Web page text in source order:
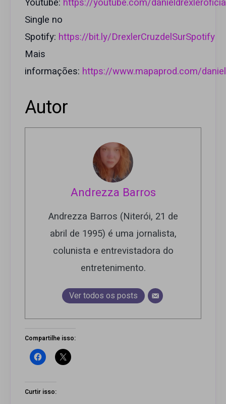
Youtube: https://youtube.com/
Single no
Spotify: https://bit.ly/DrexlerCruzdelSurSpotify
Mais
informações: https://www.mapaprod.com/
Autor
Andrezza Barros
Andrezza Barros (Niterói, 21 de
abril de 1995) é uma jornalista,
colunista e entrevistadora do
entretenimento.
Ver todos os posts
Compartilhe isso:
Curtir isso: